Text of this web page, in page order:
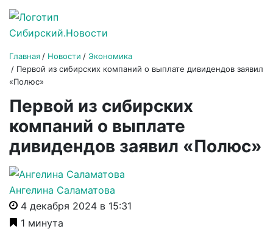
Главная Новости
Экономика
Первой из сибирских компаний о выплате дивидендов заявил
«Полюс»
Первой из сибирских
компаний о выплате
дивидендов заявил «Полюс»
Ангелина Саламатова
4 декабря 2024 в 15:31
1 минута